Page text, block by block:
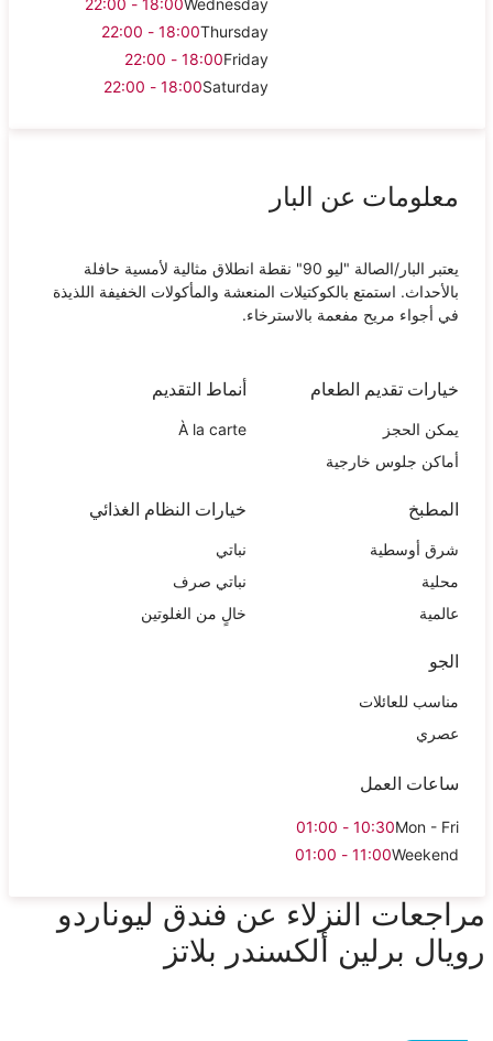
Thursday
18:00 - 22:00
Friday
18:00 - 22:00
Saturday
18:00 - 22:00
معلومات عن البار
‎يعتبر البار/الصالة‎ "ليو 90" ‎نقطة انطلاق مثالية لأمسية حافلة
بالأحداث. استمتع بالكوكتيلات المنعشة والمأكولات الخفيفة اللذيذة
في أجواء مريح مفعمة بالاسترخاء.
خيارات تقديم الطعام
يمكن الحجز
أماكن جلوس خارجية
أنماط التقديم
À la carte
المطبخ
شرق أوسطية
محلية
عالمية
خيارات النظام الغذائي
نباتي
نباتي صرف
خالٍ من الغلوتين
الجو
مناسب للعائلات
عصري
ساعات العمل
Mon - Fri
10:30 - 01:00
Weekend
11:00 - 01:00
مراجعات النزلاء عن فندق ليوناردو
رويال برلين ألكسندر بلاتز